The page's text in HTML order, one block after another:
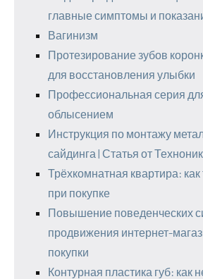
главные симптомы и
Вагинизм
Протезирование зубов
для восстановления улыбки
Профессиональная серия
облысением
Инструкция по монтажу
сайдинга | Статья от
Трёхкомнатная квартира: как
при покупке
Повышение поведенческих
продвижения интернет-
покупки
Контурная пластика губ: как